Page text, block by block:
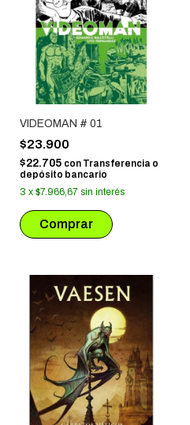
VIDEOMAN # 01
$23.900
$22.705 con Transferencia o
depósito bancario
3 x $7.966,67 sin interés